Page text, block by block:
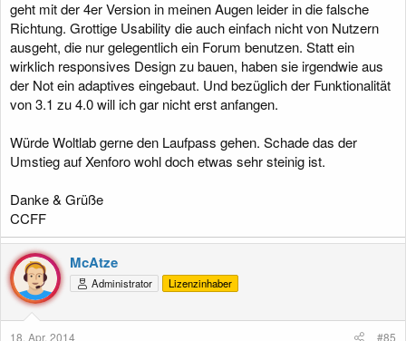
geht mit der 4er Version in meinen Augen leider in die falsche
Richtung. Grottige Usability die auch einfach nicht von Nutzern
ausgeht, die nur gelegentlich ein Forum benutzen. Statt ein
wirklich responsives Design zu bauen, haben sie irgendwie aus
der Not ein adaptives eingebaut. Und bezüglich der Funktionalität
von 3.1 zu 4.0 will ich gar nicht erst anfangen.
Würde Woltlab gerne den Laufpass gehen. Schade das der
Umstieg auf Xenforo wohl doch etwas sehr steinig ist.
Danke & Grüße
CCFF
McAtze
Administrator Lizenzinhaber
18. Apr. 2014 #85